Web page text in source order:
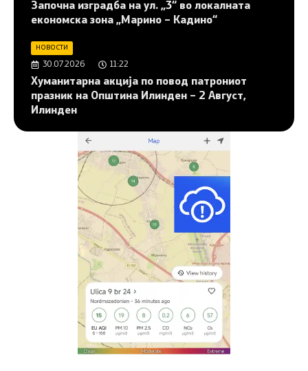
Започна изградба на ул. „3“ во локалната
економска зона „Марино – Кадино“
НОВОСТИ
30.07.2026 11:22
Хуманитарна акција по повод патрониот
празник на Општина Илинден – 2 Август,
Илинден